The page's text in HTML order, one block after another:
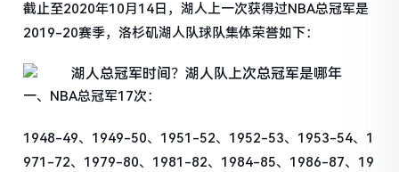
截止至2020年10月14日，湖人上一次获得过NBA总冠军是
2019-20赛季，洛杉矶湖人队球队集体荣誉如下：
一、NBA总冠军17次：
1948-49、1949-50、1951-52、1952-53、1953-54、1
971-72、1979-80、1981-82、1984-85、1986-87、19